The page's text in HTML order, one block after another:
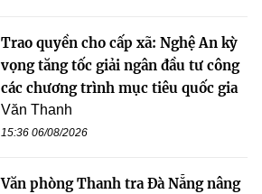
Trao quyền cho cấp xã: Nghệ An kỳ
vọng tăng tốc giải ngân đầu tư công
các chương trình mục tiêu quốc gia
Văn Thanh
15:36 06/08/2026
Văn phòng Thanh tra Đà Nẵng nâng